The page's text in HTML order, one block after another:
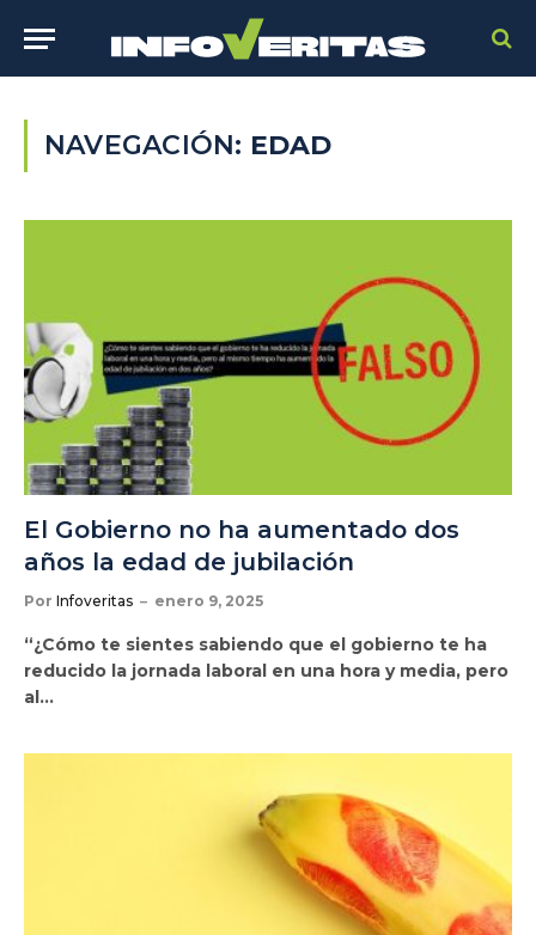
NAVEGACIÓN: EDAD
El Gobierno no ha aumentado dos
años la edad de jubilación
Por Infoveritas enero 9, 2025
“¿Cómo te sientes sabiendo que el gobierno te ha
reducido la jornada laboral en una hora y media, pero
al…